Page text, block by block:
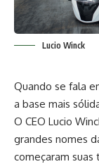
Lucio Winck
Quando se fala
a base mais
O CEO Lucio
grandes nomes
começaram suas